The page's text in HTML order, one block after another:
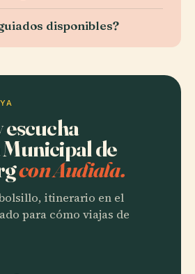
disponibles?
de
con Audiala.
itinerario en el
para cómo viajas de